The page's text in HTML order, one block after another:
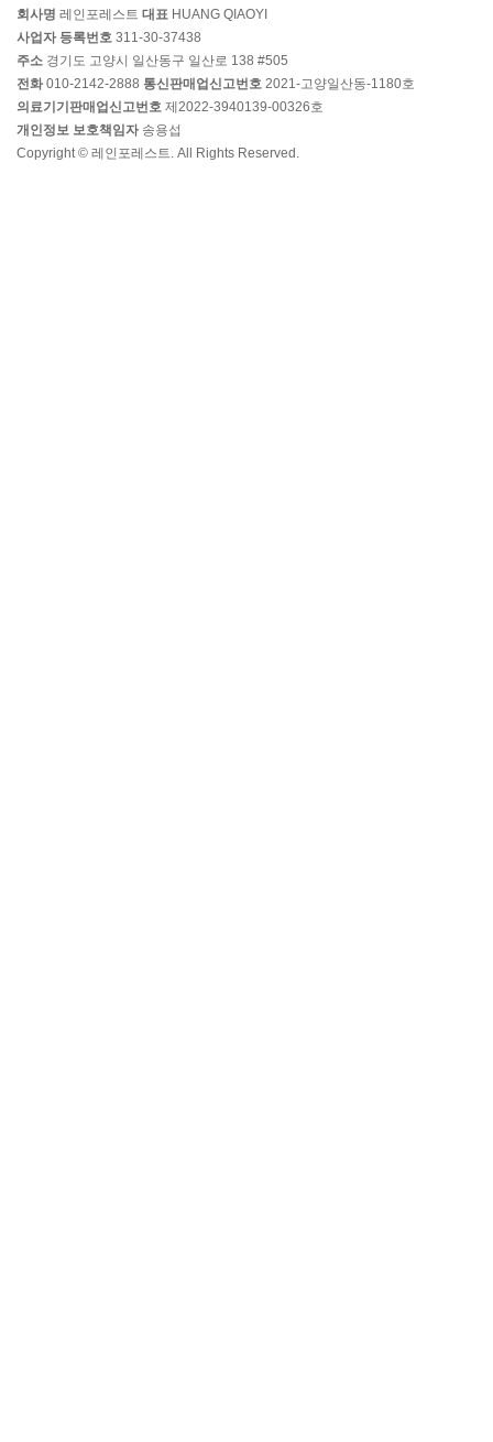
회사명 레인포레스트 대표 HUANG QIAOYI
사업자 등록번호 311-30-37438
주소 경기도 고양시 일산동구 일산로 138 #505
전화 010-2142-2888 통신판매업신고번호 2021-고양일산동-1180호
의료기기판매업신고번호 제2022-3940139-00326호
개인정보 보호책임자 송용섭
Copyright © 레인포레스트. All Rights Reserved.